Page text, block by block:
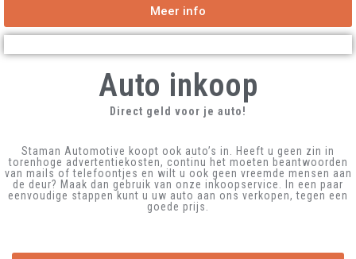
Meer info
Auto inkoop
Direct geld voor je auto!
Staman Automotive koopt ook auto’s in. Heeft u geen zin in
torenhoge advertentiekosten, continu het moeten beantwoorden
van mails of telefoontjes en wilt u ook geen vreemde mensen aan
de deur? Maak dan gebruik van onze inkoopservice. In een paar
eenvoudige stappen kunt u uw auto aan ons verkopen, tegen een
goede prijs.